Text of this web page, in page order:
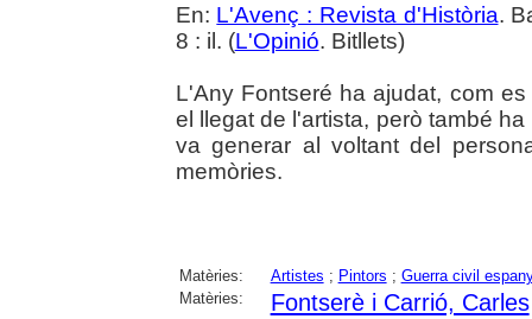
En: L'Avenç : Revista d'Història.
8 : il. (L'Opinió. Bitllets)
L'Any Fontseré ha ajudat, com
el llegat de l'artista, però també
va generar al voltant del
memòries.
Matèries: Artistes ; Pintors ; Guerra civil
Matèries:
Fontserè i Carrió, Carles